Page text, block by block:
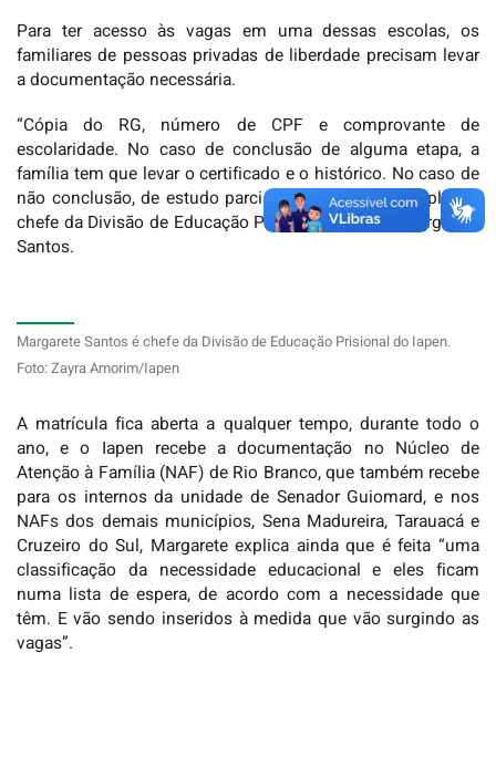
Para ter acesso às vagas em uma dessas escolas, os
familiares de pessoas privadas de liberdade precisam levar
a documentação necessária.
“Cópia do RG, número de CPF e comprovante de
escolaridade. No caso de conclusão de alguma etapa, a
família tem que levar o certificado e o histórico. No caso de
não conclusão, de estudo parcial, só o histórico”, explica a
chefe da Divisão de Educação Prisional do Iapen, Margarete
Santos.
Margarete Santos é chefe da Divisão de Educação Prisional do Iapen.
Foto: Zayra Amorim/Iapen
A matrícula fica aberta a qualquer tempo, durante todo o
ano, e o Iapen recebe a documentação no Núcleo de
Atenção à Família (NAF) de Rio Branco, que também recebe
para os internos da unidade de Senador Guiomard, e nos
NAFs dos demais municípios, Sena Madureira, Tarauacá e
Cruzeiro do Sul, Margarete explica ainda que é feita “uma
classificação da necessidade educacional e eles ficam
numa lista de espera, de acordo com a necessidade que
têm. E vão sendo inseridos à medida que vão surgindo as
vagas”.